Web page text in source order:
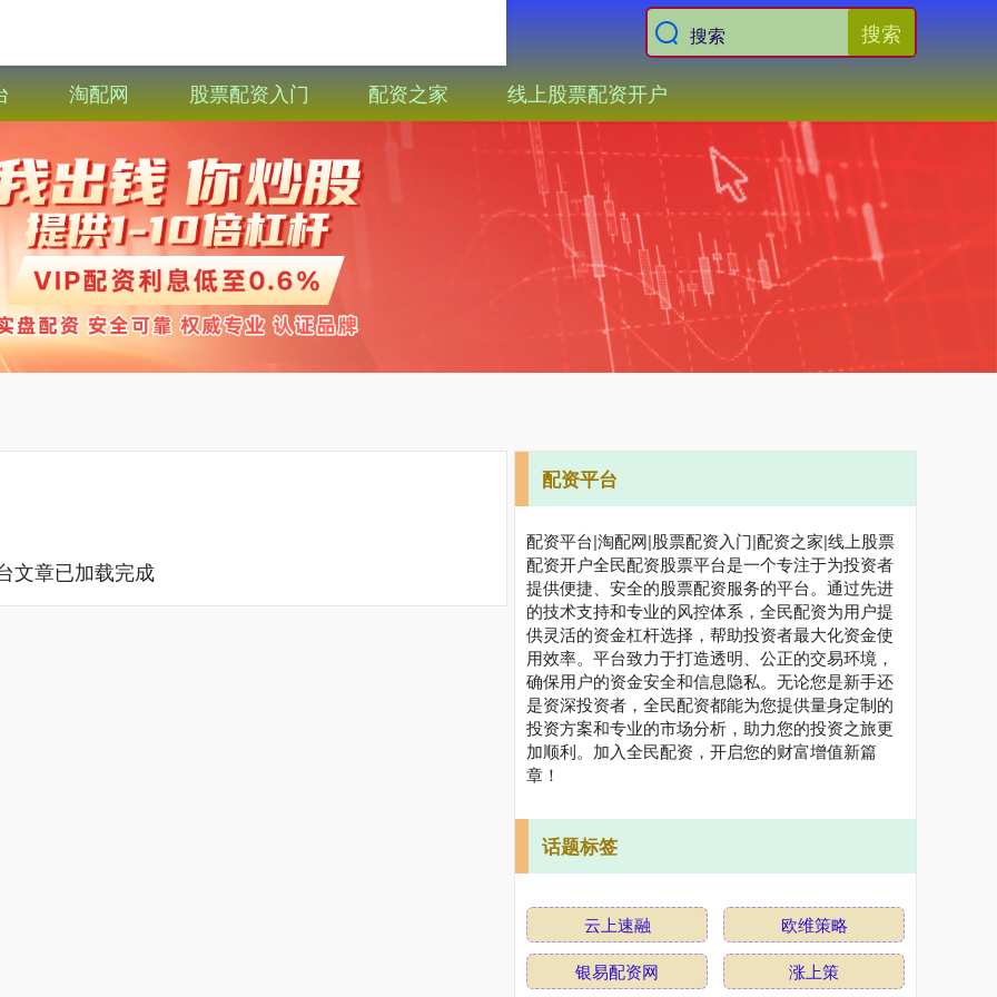
搜索
淘配网 股票配资入门 配资之家 线上股票配资开户
文章已加载完成
配资平台
配资平台|淘配网|股票配资入门|配资之家|线上股票
配资开户全民配资股票平台是一个专注于为投资者
提供便捷、安全的股票配资服务的平台。通过先进
的技术支持和专业的风控体系，全民配资为用户提
供灵活的资金杠杆选择，帮助投资者最大化资金使
用效率。平台致力于打造透明、公正的交易环境，
确保用户的资金安全和信息隐私。无论您是新手还
是资深投资者，全民配资都能为您提供量身定制的
投资方案和专业的市场分析，助力您的投资之旅更
加顺利。加入全民配资，开启您的财富增值新篇
章！
话题标签
云上速融
欧维策略
银易配资网
涨上策